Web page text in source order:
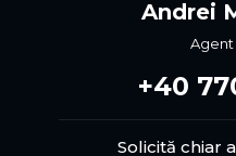
Andrei
Agent
‪+40
Solicită chiar